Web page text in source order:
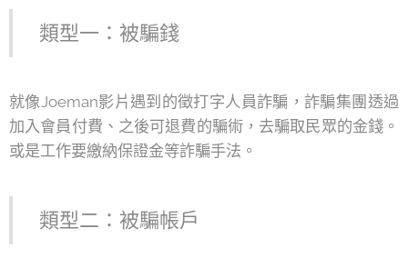
類型一：被騙錢
就像Joeman影片遇到的徵打字人員詐騙，詐騙集團透過
加入會員付費、之後可退費的騙術，去騙取民眾的金錢。
或是工作要繳納保證金等詐騙手法。
類型二：被騙帳戶